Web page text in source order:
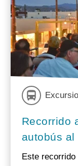
Recorrido
autobús
Este